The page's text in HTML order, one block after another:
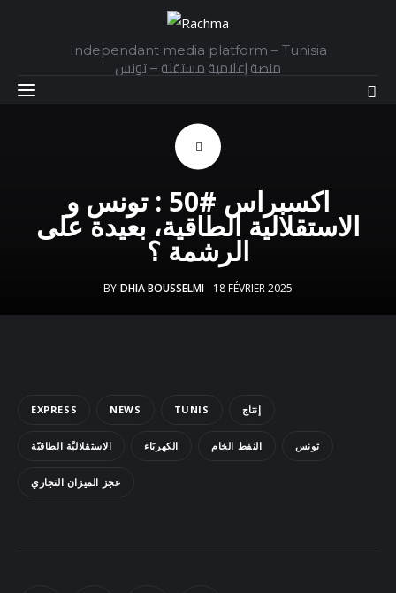
Independant media platform – Tunisia
منصة إعلامية مستقلة – تونس
Sounds
اكسبراس #50 : تونس و
الاستقلالية الطاقية، بعيدة على
الرشمة ؟
BY DHIA BOUSSELMI 18 FÉVRIER 2025
EXPRESS NEWS TUNIS إنتاج
الاستقلاليَّة الطاقيّة الكهربَاء النفط الخام تونس
عجز الميزان التجاري